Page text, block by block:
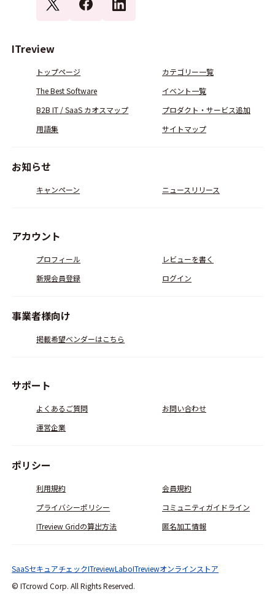
ITreview
トップページ
カテゴリー一覧
The Best Software
イベント一覧
B2B IT / SaaS カオスマップ
プロダクト・サービス追加
用語集
サイトマップ
お知らせ
キャンペーン ニュースリリース
アカウント
プロフィール
レビューを書く
新規会員登録
ログイン
事業者様向け
掲載希望ベンダーはこちら
サポート
よくあるご質問
お問い合わせ
運営企業
ポリシー
利用規約
会員規約
プライバシーポリシー
コミュニティガイドライン
ITreview Gridの算出方法
匿名加工情報
© ITcrowd Corp. All Rights Reserved.
SaaSセキュアチェックITreviewLaboITreviewオンラインストア